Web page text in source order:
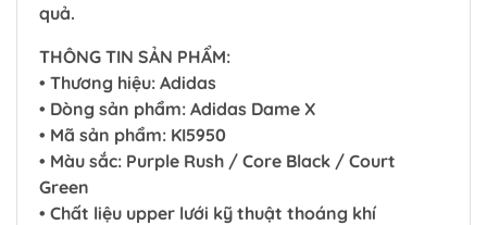
quả.
THÔNG TIN SẢN PHẨM:
• Thương hiệu: Adidas
• Dòng sản phẩm: Adidas Dame X
• Mã sản phẩm: KI5950
• Màu sắc: Purple Rush / Core Black / Court
Green
• Chất liệu upper lưới kỹ thuật thoáng khí